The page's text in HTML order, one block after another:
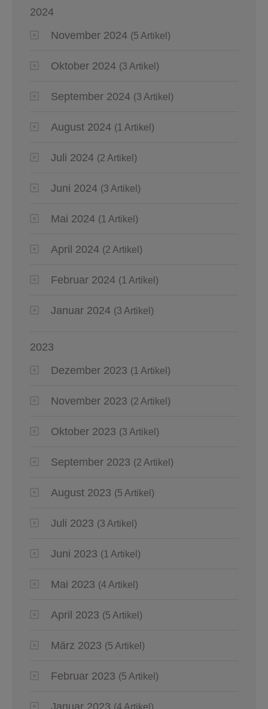
2024
November 2024 (5 Artikel)
Oktober 2024 (3 Artikel)
September 2024 (3 Artikel)
August 2024 (1 Artikel)
Juli 2024 (2 Artikel)
Juni 2024 (3 Artikel)
Mai 2024 (1 Artikel)
April 2024 (2 Artikel)
Februar 2024 (1 Artikel)
Januar 2024 (3 Artikel)
2023
Dezember 2023 (1 Artikel)
November 2023 (2 Artikel)
Oktober 2023 (3 Artikel)
September 2023 (2 Artikel)
August 2023 (5 Artikel)
Juli 2023 (3 Artikel)
Juni 2023 (1 Artikel)
Mai 2023 (4 Artikel)
April 2023 (5 Artikel)
März 2023 (5 Artikel)
Februar 2023 (5 Artikel)
Januar 2023 (4 Artikel)